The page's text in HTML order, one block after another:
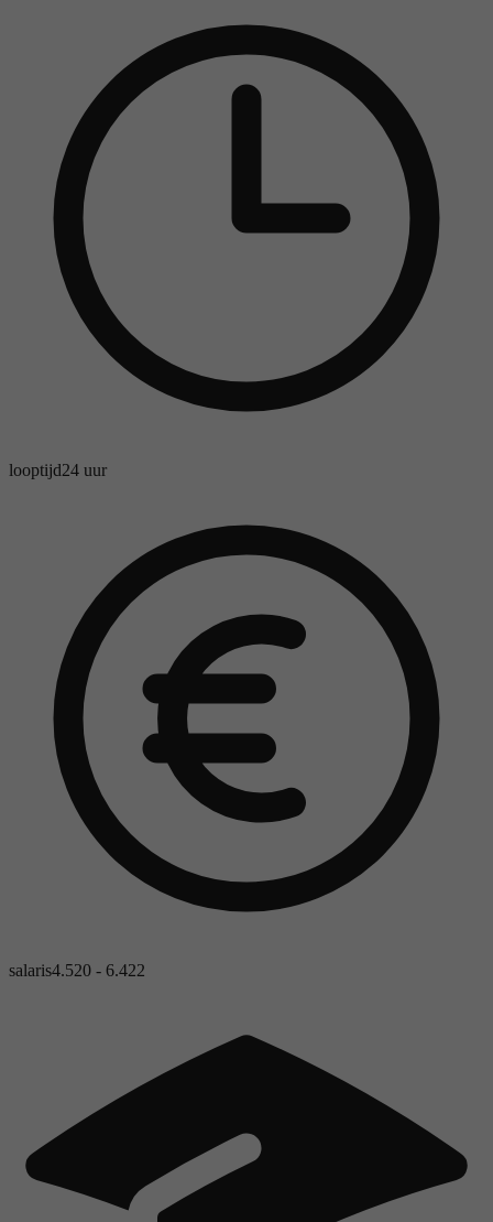
looptijd24 uur
salaris4.520 - 6.422